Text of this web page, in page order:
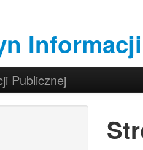
Publicznej